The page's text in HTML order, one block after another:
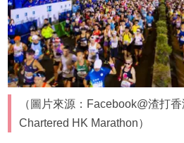
（圖片來源：Facebook@渣打
Chartered HK Marathon）